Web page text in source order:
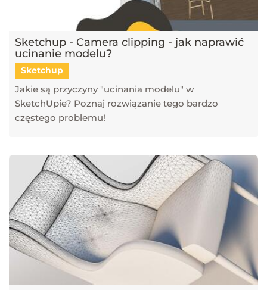
Sketchup - Camera clipping - jak naprawić
ucinanie modelu?
Sketchup
Jakie są przyczyny "ucinania modelu" w
SketchUpie? Poznaj rozwiązanie tego bardzo
częstego problemu!